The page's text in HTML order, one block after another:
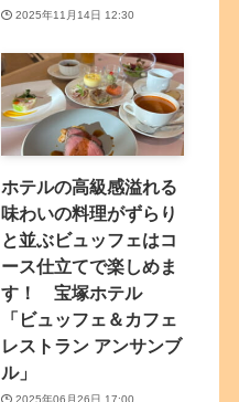
2025年11月14日 12:30
ホテルの高級感溢れる
味わいの料理がずらり
と並ぶビュッフェはコ
ース仕立てで楽しめま
す！ 宝塚ホテル
「ビュッフェ＆カフェ
レストラン アンサンブ
ル」
2025年06月26日 17:00